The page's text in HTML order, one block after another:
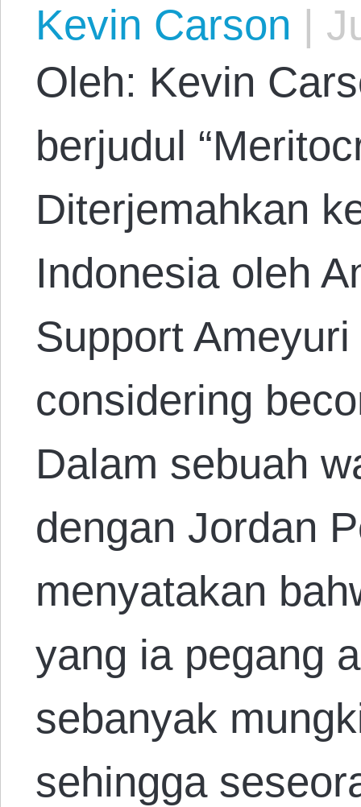
Kevin Carson |
Oleh: Kevin
berjudul
Diterjemahkan
Indonesia oleh
Support
considering
Dalam sebuah
dengan Jordan
menyatakan
yang ia pegang
sebanyak
sehingga